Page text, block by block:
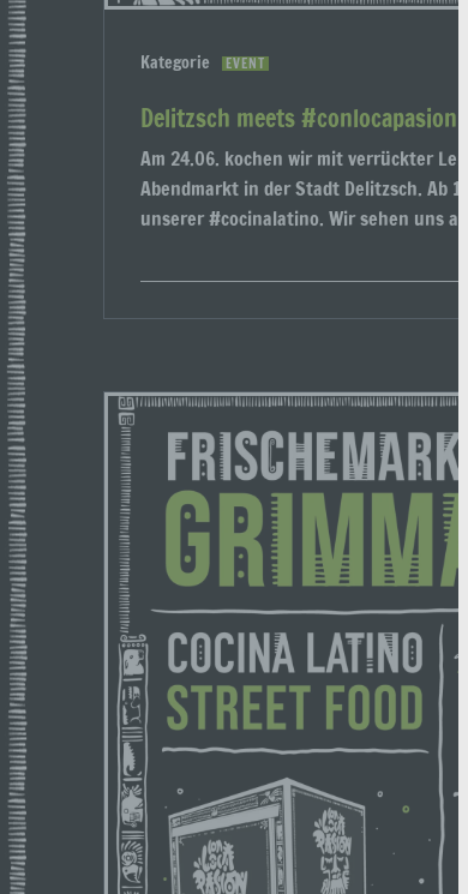
Kategorie EVENT
Delitzsch meets #conlocapasion
Am 24.06. kochen wir mit verrückter
Abendmarkt in der Stadt Delitzsch. Ab
unserer #cocinalatino. Wir sehen uns